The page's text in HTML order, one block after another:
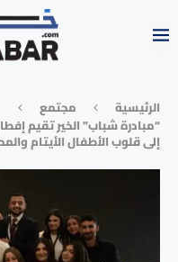
الرئيسية
مجتمع
“مبادرة شباب” الخير تقيم
إلى قلوب الأطفال الأيتام